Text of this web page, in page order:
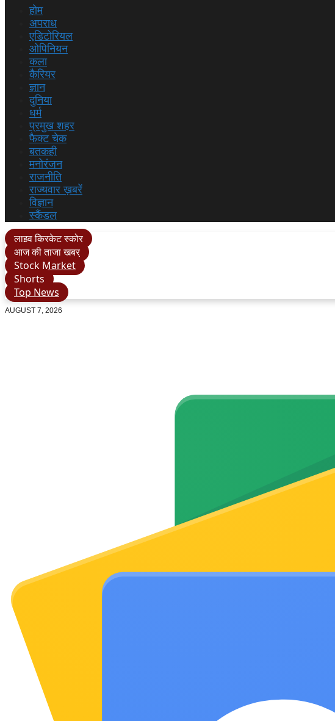
होम
अपराध
एडिटोरियल
ओपिनियन
कला
कैरियर
ज्ञान
दुनिया
धर्म
प्रमुख शहर
फैक्ट चेक
बतकही
मनोरंजन
राजनीति
राज्यवार ख़बरें
विज्ञान
स्कैंडल
लाइव क्रिकेट स्कोर
आज की ताजा खबर
Stock Market
Shorts
Top News
AUGUST 7, 2026